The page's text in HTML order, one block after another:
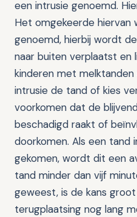
een intrusie genoemd.
Het omgekeerde hiervan
genoemd, hierbij wordt
naar buiten verplaatst en
kinderen met
intrusie de tand of kies
voorkomen dat de
beschadigd raakt of
doorkomen. Als een tand
gekomen, wordt dit een
tand minder dan vijf
geweest, is de kans
terugplaatsing nog lang